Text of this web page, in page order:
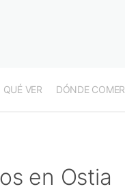
QUÉ VER DÓNDE COMER
en Ostia